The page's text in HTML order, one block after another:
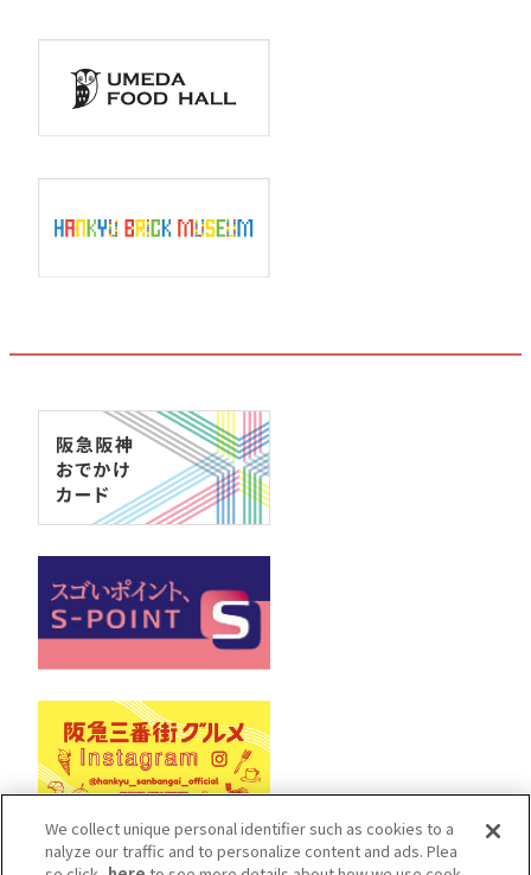
We collect unique personal identifier such as cookies to a
nalyze our traffic and to personalize content and ads. Plea